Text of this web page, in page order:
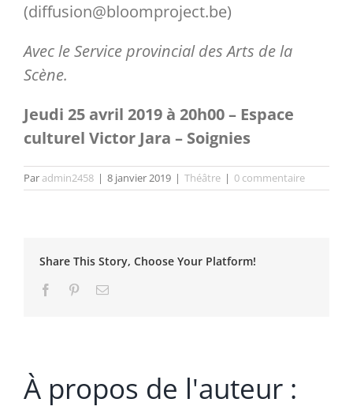
(diffusion@bloomproject.be)
Avec le Service provincial des Arts de la
Scène.
Jeudi 25 avril 2019 à 20h00 – Espace
culturel Victor Jara – Soignies
Paradmin2458 | 8 janvier 2019 | Théâtre | 0 commentaire
Share This Story, Choose Your Platform!
FacebookPinterestEmail
À propos de l'auteur :